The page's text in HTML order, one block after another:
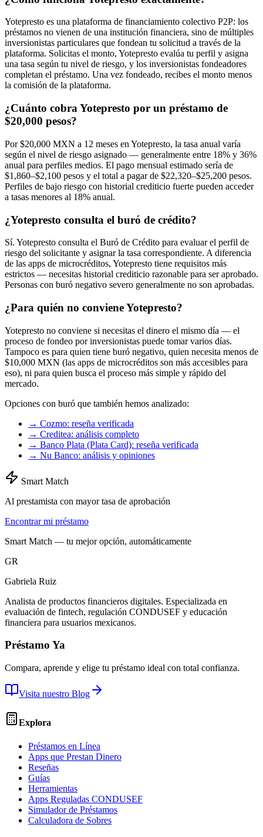
Yotepresto es una plataforma de financiamiento colectivo P2P: los
préstamos no vienen de una institución financiera, sino de múltiples
inversionistas particulares que fondean tu solicitud a través de la
plataforma. Solicitas el monto, Yotepresto evalúa tu perfil y asigna
una tasa según tu nivel de riesgo, y los inversionistas fondeadores
completan el préstamo. Una vez fondeado, recibes el monto menos
la comisión de la plataforma.
¿Cuánto cobra Yotepresto por un préstamo de
$20,000 pesos?
Por $20,000 MXN a 12 meses en Yotepresto, la tasa anual varía
según el nivel de riesgo asignado — generalmente entre 18% y 36%
anual para perfiles medios. El pago mensual estimado sería de
$1,860–$2,100 pesos y el total a pagar de $22,320–$25,200 pesos.
Perfiles de bajo riesgo con historial crediticio fuerte pueden acceder
a tasas menores al 18% anual.
¿Yotepresto consulta el buró de crédito?
Sí. Yotepresto consulta el Buró de Crédito para evaluar el perfil de
riesgo del solicitante y asignar la tasa correspondiente. A diferencia
de las apps de microcréditos, Yotepresto tiene requisitos más
estrictos — necesitas historial crediticio razonable para ser aprobado.
Personas con buró negativo severo generalmente no son aprobadas.
¿Para quién no conviene Yotepresto?
Yotepresto no conviene si necesitas el dinero el mismo día — el
proceso de fondeo por inversionistas puede tomar varios días.
Tampoco es para quien tiene buró negativo, quien necesita menos de
$10,000 MXN (las apps de microcréditos son más accesibles para
eso), ni para quien busca el proceso más simple y rápido del
mercado.
Opciones con buró que también hemos analizado:
→ Cozmo: reseña verificada
→ Creditea: análisis completo
→ Banco Plata (Plata Card): reseña verificada
→ Nu Banco: análisis y opiniones
Smart Match
Al prestamista con mayor tasa de aprobación
Encontrar mi préstamo
Smart Match — tu mejor opción, automáticamente
GR
Gabriela Ruiz
Analista de productos financieros digitales. Especializada en
evaluación de fintech, regulación CONDUSEF y educación
financiera para usuarios mexicanos.
Préstamo Ya
Compara, aprende y elige tu préstamo ideal con total confianza.
Visita nuestro Blog
Explora
Préstamos en Línea
Apps que Prestan Dinero
Reseñas
Guías
Herramientas
Apps Reguladas CONDUSEF
Simulador de Préstamos
Calculadora de Sobres